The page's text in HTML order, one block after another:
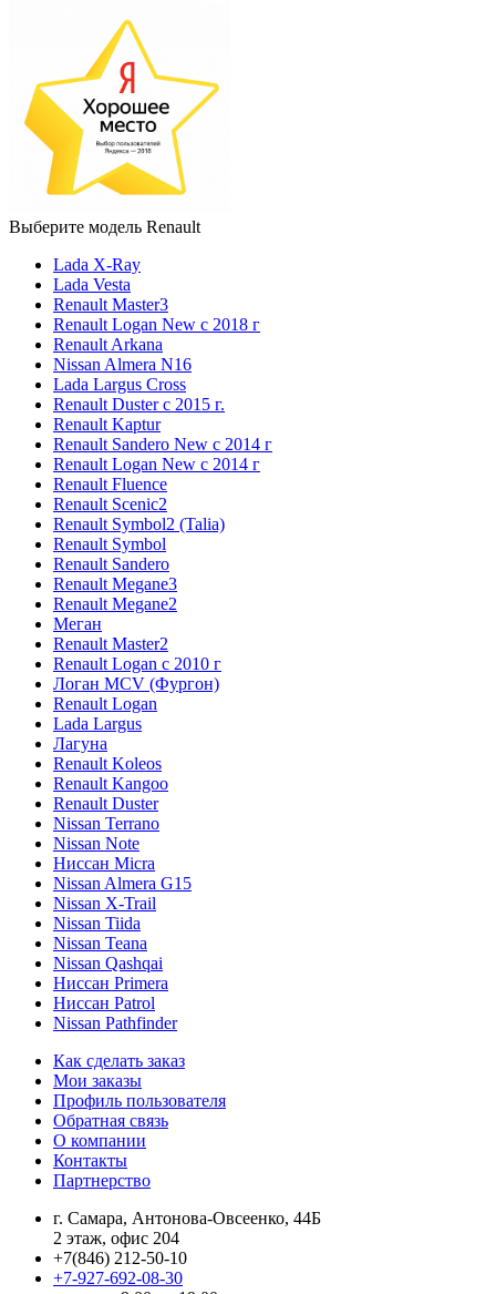
Выберите модель Renault
Lada X-Ray
Lada Vesta
Renault Master3
Renault Logan New с 2018 г
Renault Arkana
Nissan Almera N16
Lada Largus Cross
Renault Duster с 2015 г.
Renault Kaptur
Renault Sandero New с 2014 г
Renault Logan New с 2014 г
Renault Fluence
Renault Scenic2
Renault Symbol2 (Talia)
Renault Symbol
Renault Sandero
Renault Megane3
Renault Megane2
Меган
Renault Master2
Renault Logan c 2010 г
Логан МСV (Фургон)
Renault Logan
Lada Largus
Лагуна
Renault Koleos
Renault Kangoo
Renault Duster
Nissan Terrano
Nissan Note
Ниссан Micra
Nissan Almera G15
Nissan X-Trail
Nissan Tiida
Nissan Teana
Nissan Qashqai
Ниссан Primera
Ниссан Patrol
Nissan Pathfinder
Как сделать заказ
Мои заказы
Профиль пользователя
Обратная связь
О компании
Контакты
Партнерство
г. Самара, Антонова-Овсеенко, 44Б
2 этаж, офис 204
+7(846) 212-50-10
+7-927-692-08-30